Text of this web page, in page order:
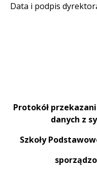
Data i podpis
Protokół
danych z
Szkoły